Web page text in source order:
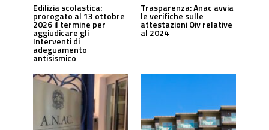
Edilizia scolastica:
prorogato al 13 ottobre
2026 il termine per
aggiudicare gli
Interventi di
adeguamento
antisismico
Trasparenza: Anac avvia
le verifiche sulle
attestazioni Oiv relative
al 2024